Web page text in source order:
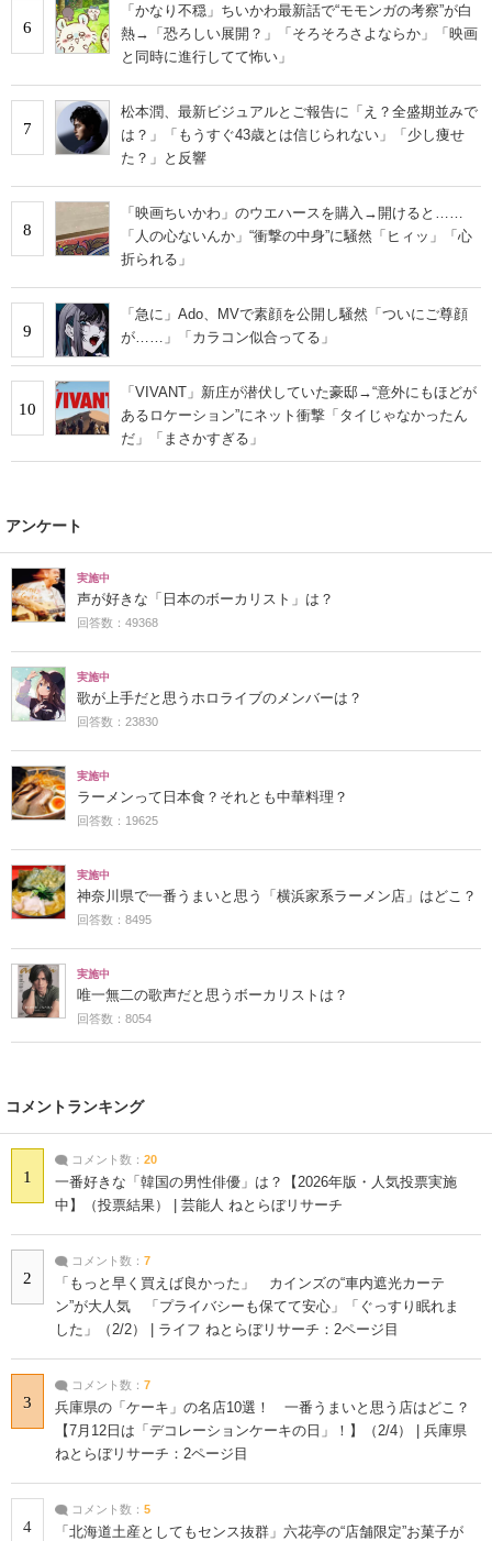
6
「かなり不穏」ちいかわ最新話で“モモンガの考察”が白
熱→「恐ろしい展開？」「そろそろさよならか」「映画
と同時に進行してて怖い」
7
松本潤、最新ビジュアルとご報告に「え？全盛期並みで
は？」「もうすぐ43歳とは信じられない」「少し痩せ
た？」と反響
8
「映画ちいかわ」のウエハースを購入→開けると……
「人の心ないんか」“衝撃の中身”に騒然「ヒィッ」「心
折られる」
9
「急に」Ado、MVで素顔を公開し騒然「ついにご尊顔
が……」「カラコン似合ってる」
10
「VIVANT」新庄が潜伏していた豪邸→“意外にもほどが
あるロケーション”にネット衝撃「タイじゃなかったん
だ」「まさかすぎる」
アンケート
実施中
声が好きな「日本のボーカリスト」は？
回答数：49368
実施中
歌が上手だと思うホロライブのメンバーは？
回答数：23830
実施中
ラーメンって日本食？それとも中華料理？
回答数：19625
実施中
神奈川県で一番うまいと思う「横浜家系ラーメン店」はどこ？
回答数：8495
実施中
唯一無二の歌声だと思うボーカリストは？
回答数：8054
コメントランキング
1
コメント数： 20
一番好きな「韓国の男性俳優」は？【2026年版・人気投票実施
中】（投票結果） | 芸能人 ねとらぼリサーチ
2
コメント数： 7
「もっと早く買えば良かった」 カインズの“車内遮光カーテ
ン”が大人気 「プライバシーも保てて安心」「ぐっすり眠れま
した」（2/2） | ライフ ねとらぼリサーチ：2ページ目
3
コメント数： 7
兵庫県の「ケーキ」の名店10選！ 一番うまいと思う店はどこ？
【7月12日は「デコレーションケーキの日」！】（2/4） | 兵庫県
ねとらぼリサーチ：2ページ目
4
コメント数： 5
「北海道土産としてもセンス抜群」六花亭の“店舗限定”お菓子が